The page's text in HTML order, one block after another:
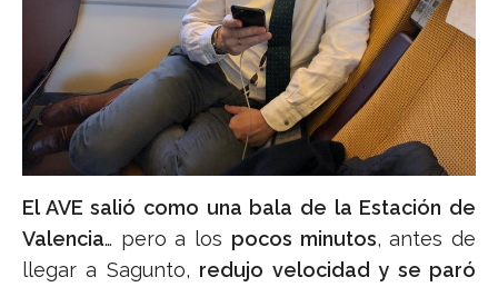
El AVE salió como una bala de la Estación de
Valencia… pero a los pocos minutos, antes de
llegar a Sagunto, redujo velocidad y se paró